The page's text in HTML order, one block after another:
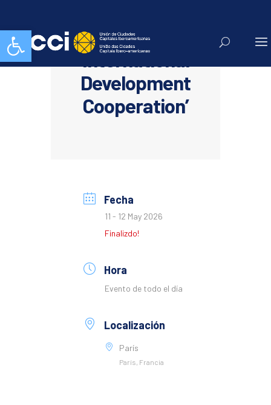
Abrir barra de herramientas‘The Future of
International
Development
Cooperation’
Fecha
11 - 12 May 2026
Finalizdo!
Hora
Evento de todo el día
Localización
París
París, Francia